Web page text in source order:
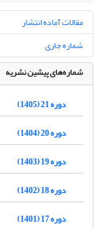
مقالات آماده انتشار
شماره جاری
شماره‌های پیشین نشریه
دوره 21 (1405)
دوره 20 (1404)
دوره 19 (1403)
دوره 18 (1402)
دوره 17 (1401)